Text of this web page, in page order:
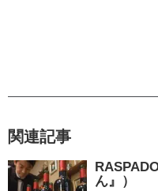
関連記事
ん』）